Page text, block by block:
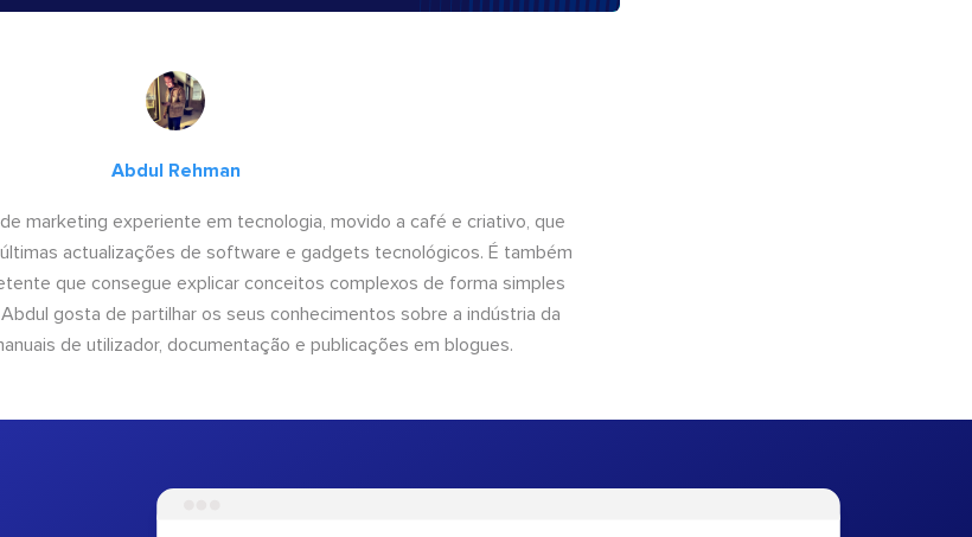
Abdul Rehman
marketing experiente em tecnologia, movido a café e criativo, que
actualizações de software e gadgets tecnológicos. É também
que consegue explicar conceitos complexos de forma simples
gosta de partilhar os seus conhecimentos sobre a indústria da
de utilizador, documentação e publicações em blogues.